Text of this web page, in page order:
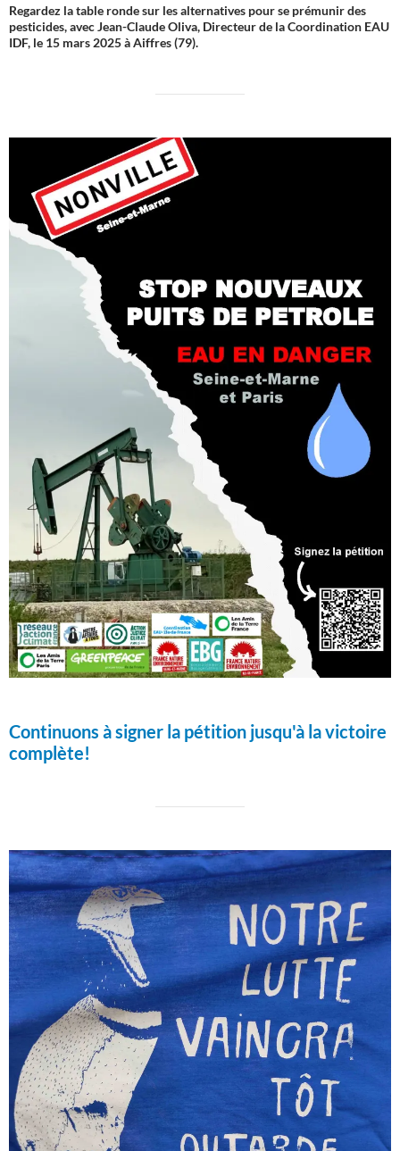
Regardez la table ronde sur les alternatives pour se prémunir des
pesticides, avec Jean-Claude Oliva, Directeur de la Coordination EAU
IDF, le 15 mars 2025 à Aiffres (79).
Continuons à signer la pétition jusqu'à la victoire
complète!